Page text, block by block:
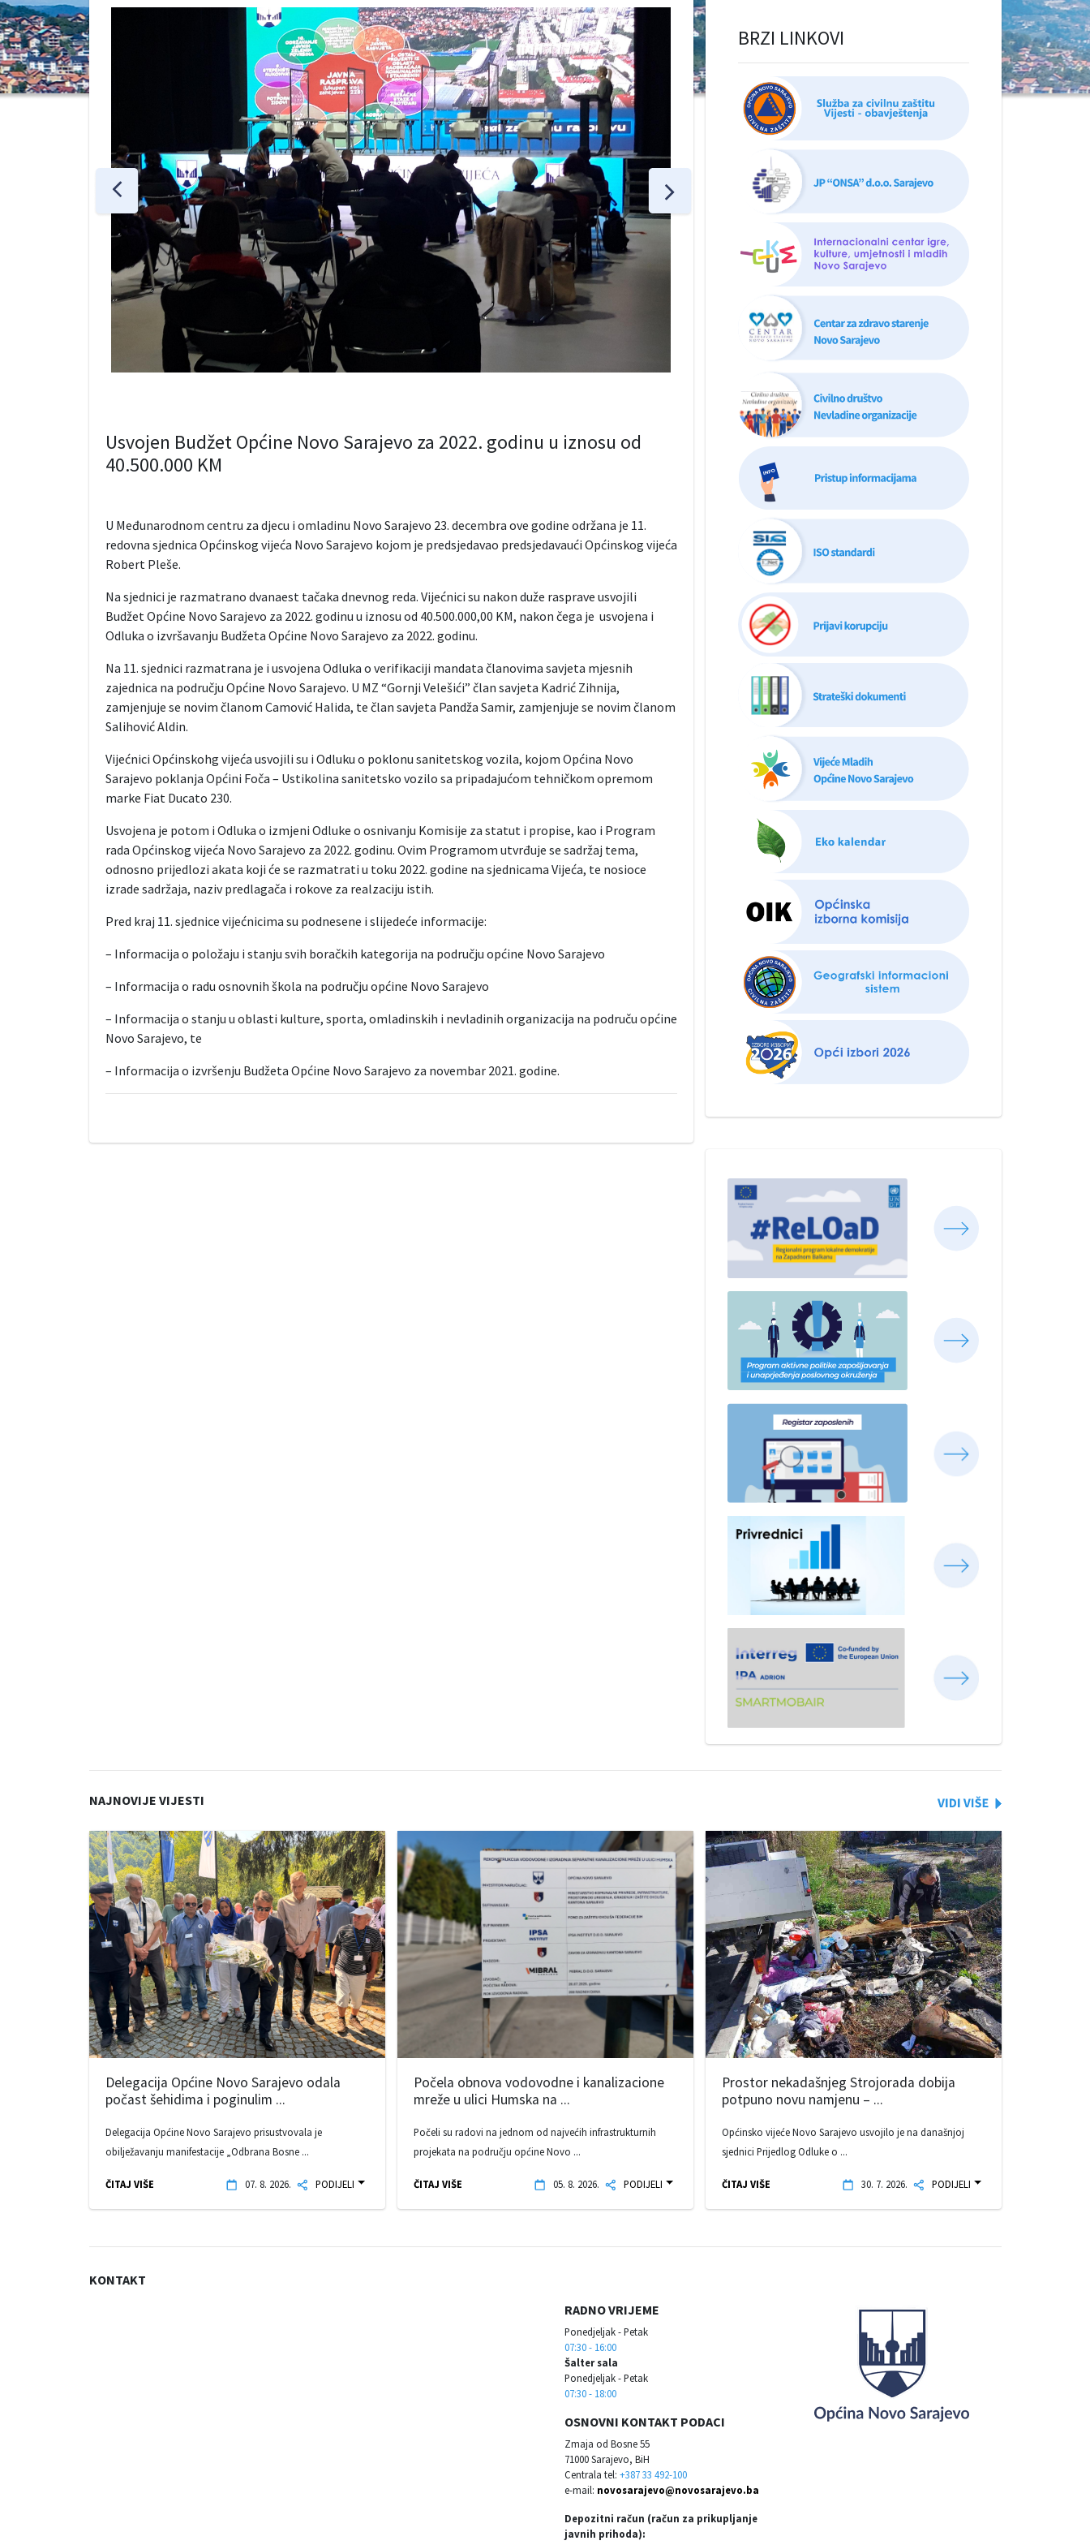
Usvojen Budžet Općine Novo Sarajevo za 2022. godinu u iznosu od
40.500.000 KM
U Međunarodnom centru za djecu i omladinu Novo Sarajevo 23. decembra ove godine održana je 11.
redovna sjednica Općinskog vijeća Novo Sarajevo kojom je predsjedavao predsjedavaući Općinskog vijeća
Robert Pleše.
Na sjednici je razmatrano dvanaest tačaka dnevnog reda. Vijećnici su nakon duže rasprave usvojili
Budžet Općine Novo Sarajevo za 2022. godinu u iznosu od 40.500.000,00 KM, nakon čega je usvojena i
Odluka o izvršavanju Budžeta Općine Novo Sarajevo za 2022. godinu.
Na 11. sjednici razmatrana je i usvojena Odluka o verifikaciji mandata članovima savjeta mjesnih
zajednica na području Općine Novo Sarajevo. U MZ “Gornji Velešići” član savjeta Kadrić Zihnija,
zamjenjuje se novim članom Camović Halida, te član savjeta Pandža Samir, zamjenjuje se novim članom
Salihović Aldin.
Vijećnici Općinskohg vijeća usvojili su i Odluku o poklonu sanitetskog vozila, kojom Općina Novo
Sarajevo poklanja Općini Foča – Ustikolina sanitetsko vozilo sa pripadajućom tehničkom opremom
marke Fiat Ducato 230.
Usvojena je potom i Odluka o izmjeni Odluke o osnivanju Komisije za statut i propise, kao i Program
rada Općinskog vijeća Novo Sarajevo za 2022. godinu. Ovim Programom utvrđuje se sadržaj tema,
odnosno prijedlozi akata koji će se razmatrati u toku 2022. godine na sjednicama Vijeća, te nosioce
izrade sadržaja, naziv predlagača i rokove za realzaciju istih.
Pred kraj 11. sjednice vijećnicima su podnesene i slijedeće informacije:
– Informacija o položaju i stanju svih boračkih kategorija na području općine Novo Sarajevo
– Informacija o radu osnovnih škola na području općine Novo Sarajevo
– Informacija o stanju u oblasti kulture, sporta, omladinskih i nevladinih organizacija na područu općine
Novo Sarajevo, te
– Informacija o izvršenju Budžeta Općine Novo Sarajevo za novembar 2021. godine.
BRZI LINKOVI
NAJNOVIJE VIJESTI
Delegacija Općine Novo Sarajevo odala
počast šehidima i poginulim ...
Delegacija Općine Novo Sarajevo prisustvovala je
obilježavanju manifestacije „Odbrana Bosne ...
ČITAJ VIŠE 07. 8. 2026. PODIJELI
Počela obnova vodovodne i kanalizacione
mreže u ulici Humska na ...
Počeli su radovi na jednom od najvećih infrastrukturnih
projekata na području općine Novo ...
ČITAJ VIŠE 05. 8. 2026. PODIJELI
Prostor nekadašnjeg Strojorada dobija
potpuno novu namjenu – ...
Općinsko vijeće Novo Sarajevo usvojilo je na današnjoj
sjednici Prijedlog Odluke o ...
ČITAJ VIŠE 30. 7. 2026. PODIJELI
KONTAKT
RADNO VRIJEME
Ponedjeljak - Petak
07:30 - 16:00
Šalter sala
Ponedjeljak - Petak
07:30 - 18:00
OSNOVNI KONTAKT PODACI
Zmaja od Bosne 55
71000 Sarajevo, BiH
Centrala tel: +387 33 492-100
e-mail: novosarajevo@novosarajevo.ba
Depozitni račun (račun za prikupljanje
javnih prihoda):